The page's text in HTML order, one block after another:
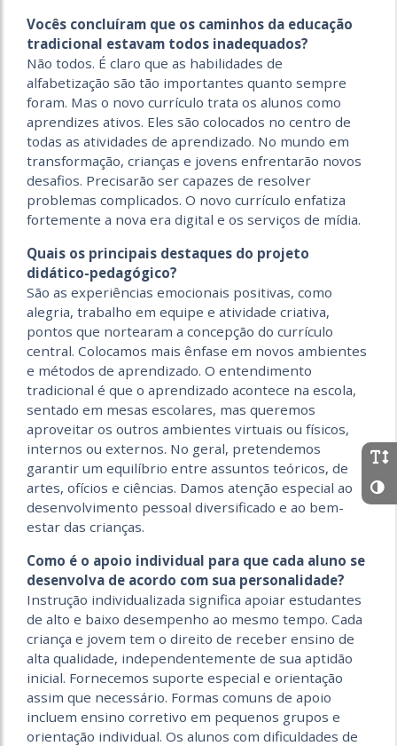
Vocês concluíram que os caminhos da educação
tradicional estavam todos inadequados?
Não todos. É claro que as habilidades de
alfabetização são tão importantes quanto sempre
foram. Mas o novo currículo trata os alunos como
aprendizes ativos. Eles são colocados no centro de
todas as atividades de aprendizado. No mundo em
transformação, crianças e jovens enfrentarão novos
desafios. Precisarão ser capazes de resolver
problemas complicados. O novo currículo enfatiza
fortemente a nova era digital e os serviços de mídia.
Quais os principais destaques do projeto
didático-pedagógico?
São as experiências emocionais positivas, como
alegria, trabalho em equipe e atividade criativa,
pontos que nortearam a concepção do currículo
central. Colocamos mais ênfase em novos ambientes
e métodos de aprendizado. O entendimento
tradicional é que o aprendizado acontece na escola,
sentado em mesas escolares, mas queremos
aproveitar os outros ambientes virtuais ou físicos,
internos ou externos. No geral, pretendemos
garantir um equilíbrio entre assuntos teóricos, de
artes, ofícios e ciências. Damos atenção especial ao
desenvolvimento pessoal diversificado e ao bem-
estar das crianças.
Como é o apoio individual para que cada aluno se
desenvolva de acordo com sua personalidade?
Instrução individualizada significa apoiar estudantes
de alto e baixo desempenho ao mesmo tempo. Cada
criança e jovem tem o direito de receber ensino de
alta qualidade, independentemente de sua aptidão
inicial. Fornecemos suporte especial e orientação
assim que necessário. Formas comuns de apoio
incluem ensino corretivo em pequenos grupos e
orientação individual. Os alunos com dificuldades de